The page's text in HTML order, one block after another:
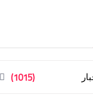
(1015)